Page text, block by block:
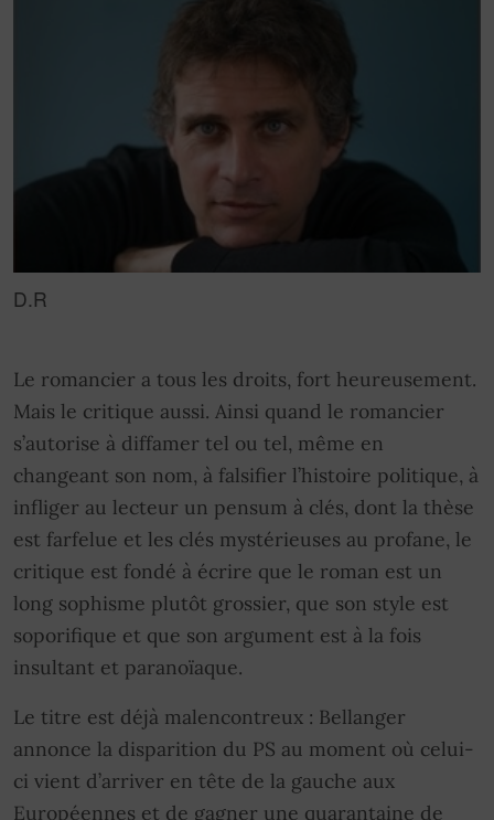
D.R
Le romancier a tous les droits, fort heureusement.
Mais le critique aussi. Ainsi quand le romancier
s’autorise à diffamer tel ou tel, même en
changeant son nom, à falsifier l’histoire politique, à
infliger au lecteur un pensum à clés, dont la thèse
est farfelue et les clés mystérieuses au profane, le
critique est fondé à écrire que le roman est un
long sophisme plutôt grossier, que son style est
soporifique et que son argument est à la fois
insultant et paranoïaque.
Le titre est déjà malencontreux : Bellanger
annonce la disparition du PS au moment où celui-
ci vient d’arriver en tête de la gauche aux
Européennes et de gagner une quarantaine de